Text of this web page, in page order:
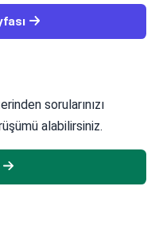
sorularınızı
alabilirsiniz.